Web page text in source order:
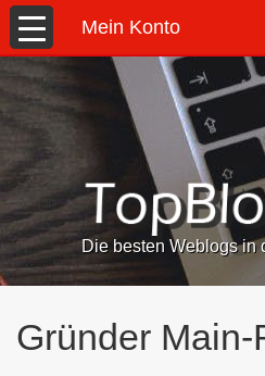
Mein Konto
Die besten Weblogs in
Gründer Main-